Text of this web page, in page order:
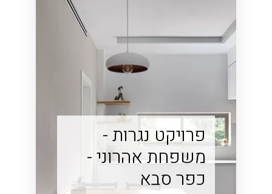
פרויקט נגרות -
משפחת אהרוני -
כפר סבא